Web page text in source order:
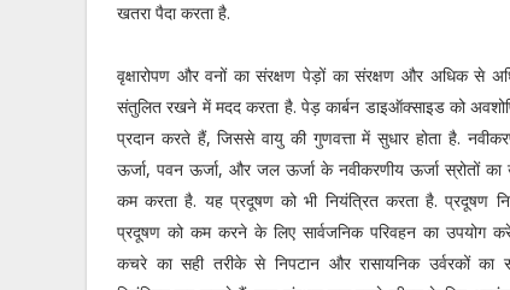
खतरा पैदा करता है.
वृक्षारोपण और वनों का संरक्षण पेड़ों का संरक्षण और अधिक से
संतुलित रखने में मदद करता है. पेड़ कार्बन डाइऑक्साइड को
प्रदान करते हैं, जिससे वायु की गुणवत्ता में सुधार होता है.
ऊर्जा, पवन ऊर्जा, और जल ऊर्जा के नवीकरणीय ऊर्जा स्रोतों का
कम करता है. यह प्रदूषण को भी नियंत्रित करता है. प्रदूषण
प्रदूषण को कम करने के लिए सार्वजनिक परिवहन का उपयोग
कचरे का सही तरीके से निपटान और रासायनिक उर्वरकों का